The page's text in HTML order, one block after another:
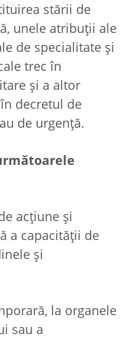
stării de
unele atribuţii ale
de specialitate şi
trec în
şi a altor
decretul de
de urgenţă.
acţiune şi
a capacităţii de
şi
la organele
sau a